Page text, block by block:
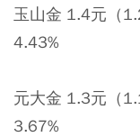
玉山金 1.4元（
4.43%
元大金 1.3元（
3.67%